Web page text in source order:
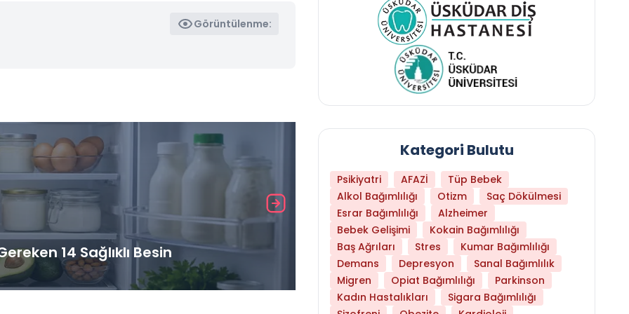
Görüntülenme:
14 Sağlıklı Besin Hangi Yaşta Hangi Testi Yaptırmanız
Kategori Bulutu
Psikiyatri AFAZİ
Tüp Bebek
Alkol Bağımlılığı
Otizm
Saç Dökülmesi
Esrar Bağımlılığı
Alzheimer
Bebek Gelişimi
Kokain Bağımlılığı
Baş Ağrıları
Stres
Kumar Bağımlılığı
Demans
Depresyon
Sanal Bağımlılık
Migren
Opiat Bağımlılığı
Parkinson
Kadın Hastalıkları
Sigara Bağımlılığı